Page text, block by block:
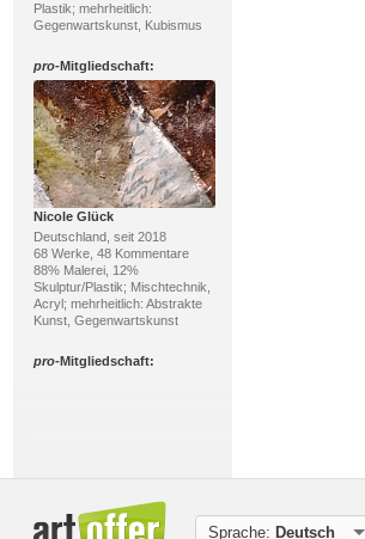
Plastik; mehrheitlich:
Gegenwartskunst, Kubismus
pro-Mitgliedschaft:
Nicole Glück
Deutschland, seit 2018
68 Werke, 48 Kommentare
88% Malerei, 12%
Skulptur/Plastik; Mischtechnik,
Acryl; mehrheitlich: Abstrakte
Kunst, Gegenwartskunst
pro-Mitgliedschaft:
Sprache: Deutsch